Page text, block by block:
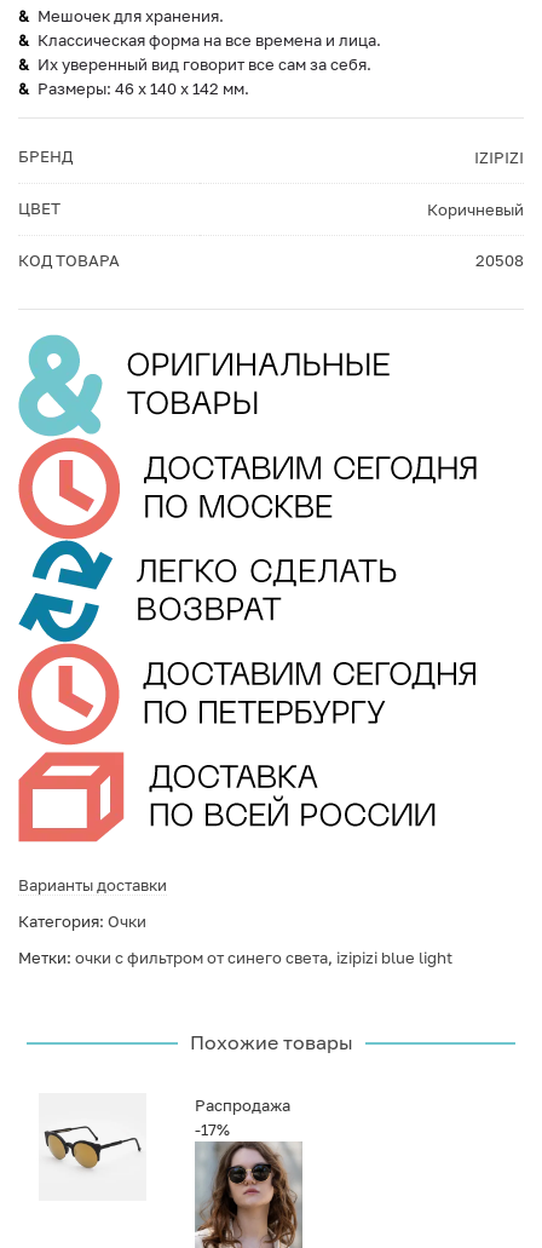
Мешочек для хранения.
Классическая форма на все времена и лица.
Их уверенный вид говорит все сам за себя.
Размеры: 46 х 140 х 142 мм.
БРЕНД IZIPIZI
ЦВЕТ Коричневый
КОД ТОВАРА 20508
Варианты доставки
Категория: Очки
Метки: очки с фильтром от синего света, izipizi blue light
Похожие товары
Распродажа
-17%